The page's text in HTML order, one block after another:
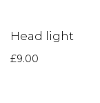
Head light
£9.00